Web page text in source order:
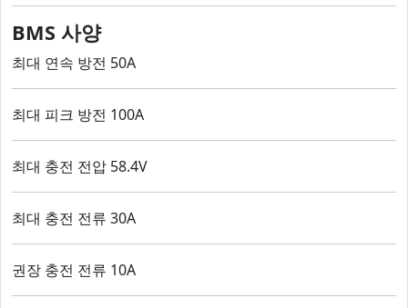
BMS 사양
최대 연속 방전 50A
최대 피크 방전 100A
최대 충전 전압 58.4V
최대 충전 전류 30A
권장 충전 전류 10A